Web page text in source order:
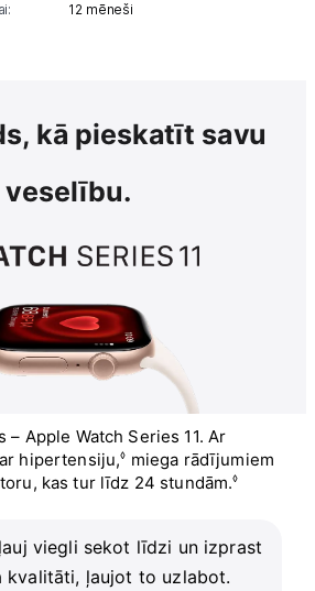
12 mēneši
kā pieskatīt savu
veselību.
– Apple Watch Series 11. Ar
hipertensiju,◊ miega rādījumiem
kas tur līdz 24 stundām.◊
viegli sekot līdzi unizprast
kvalitāti, ļaujot to uzlabot.